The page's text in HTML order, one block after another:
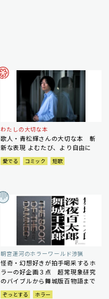
わたしの大切な本
歌人・青松輝さんの大切な本 斬
新な表現 よむたび、より自由に
愛でる コミック 短歌
朝宮運河のホラーワールド渉猟
怪奇・幻想好きが拍手喝采するホ
ラーの好企画３点 超常現象研究
のバイブルから舞城版百物語まで
ぞっとする
ホラー